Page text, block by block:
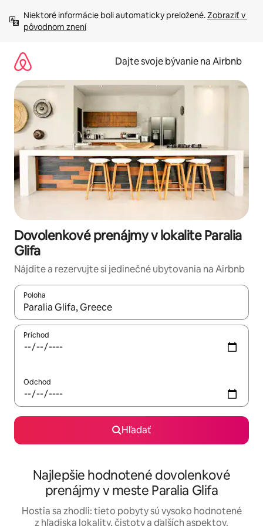
obsah.
Niektoré informácie boli automaticky preložené. Zobraziť v
pôvodnom znení
Dajte svoje bývanie na Airbnb
Dovolenkové prenájmy v lokalite Paralia
Glifa
Nájdite a rezervujte si jedinečné ubytovania na Airbnb
Poloha
Keď budú výsledky k dispozícii, môžete si ich prechádzať
Príchod
Odchod
Hľadať
Najlepšie hodnotené dovolenkové
prenájmy v meste Paralia Glifa
Hostia sa zhodli: tieto pobyty sú vysoko hodnotené
z hľadiska lokality, čistoty a ďalších aspektov.